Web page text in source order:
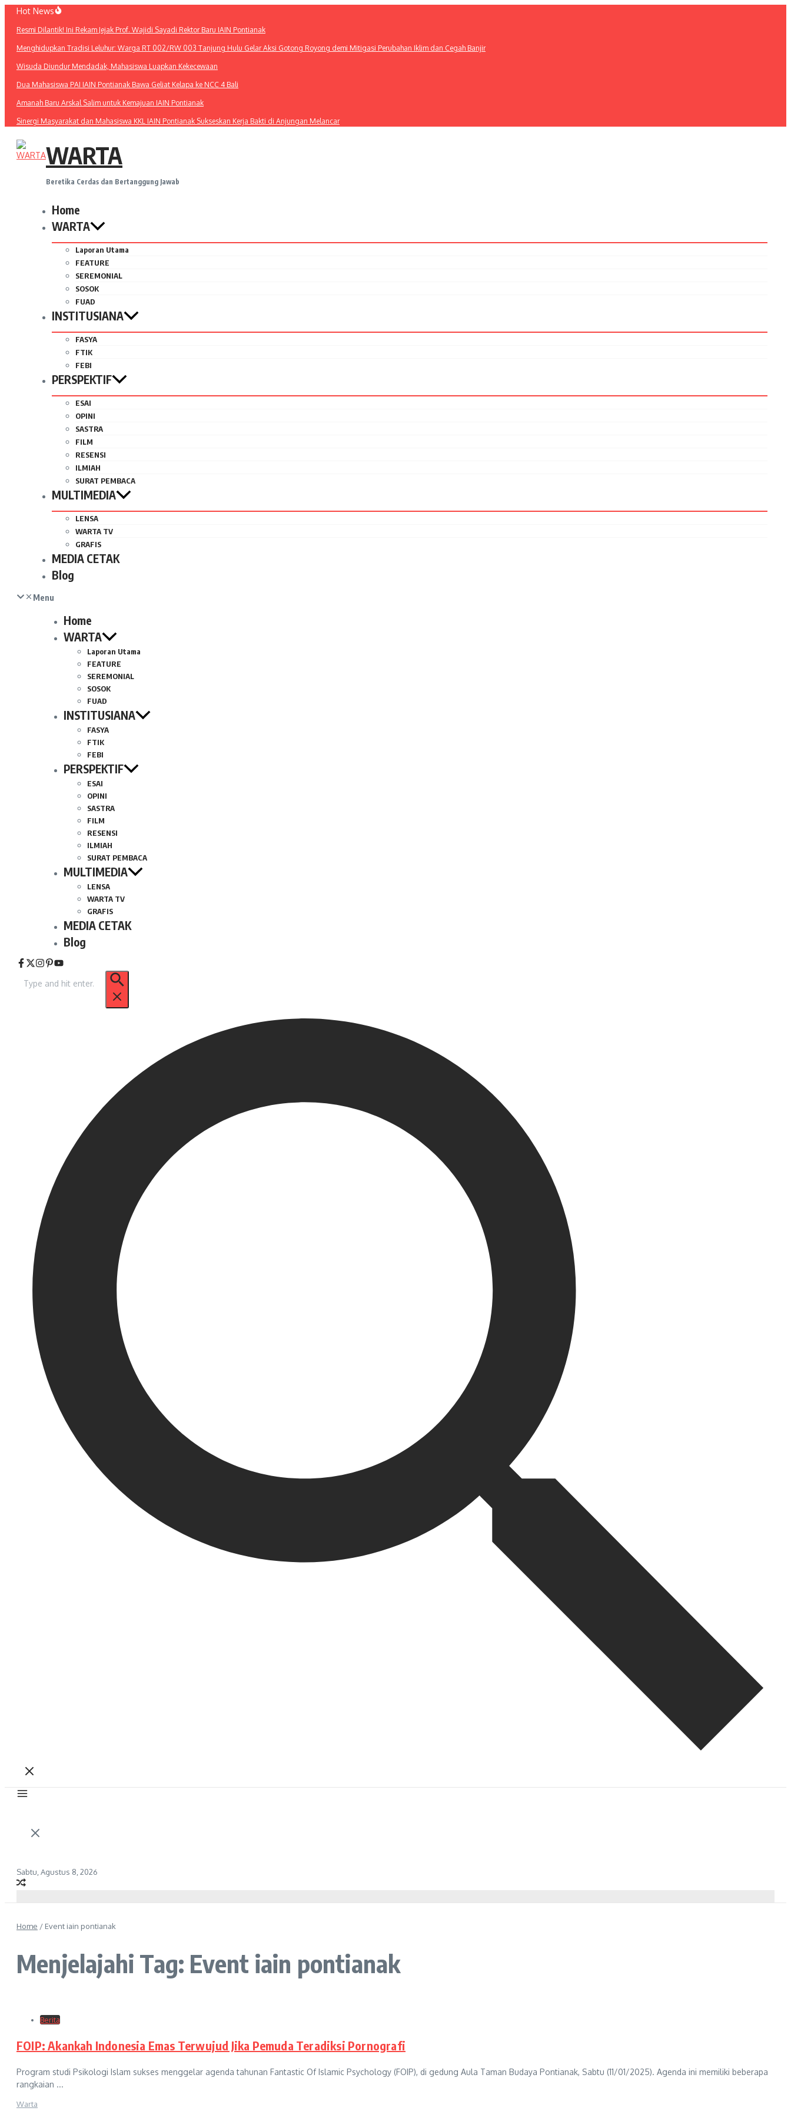
Lewati
konten
Hot News
Resmi Dilantik! Ini Rekam Jejak Prof. Wajidi Sayadi Rektor Baru IAIN Pontianak
Menghidupkan Tradisi Leluhur: Warga RT 002/RW 003 Tanjung Hulu Gelar Aksi Gotong Royong demi Mitigasi Perubahan Iklim dan Cegah Banjir
Wisuda Diundur Mendadak, Mahasiswa Luapkan Kekecewaan
Dua Mahasiswa PAI IAIN Pontianak Bawa Geliat Kelapa ke NCC 4 Bali
Amanah Baru Arskal Salim untuk Kemajuan IAIN Pontianak
Sinergi Masyarakat dan Mahasiswa KKL IAIN Pontianak Sukseskan Kerja Bakti di Anjungan Melancar
WARTA
Beretika Cerdas dan Bertanggung Jawab
Home
WARTA
Laporan Utama
FEATURE
SEREMONIAL
SOSOK
FUAD
INSTITUSIANA
FASYA
FTIK
FEBI
PERSPEKTIF
ESAI
OPINI
SASTRA
FILM
RESENSI
ILMIAH
SURAT PEMBACA
MULTIMEDIA
LENSA
WARTA TV
GRAFIS
MEDIA CETAK
Blog
Menu
Home
WARTA
Laporan Utama
FEATURE
SEREMONIAL
SOSOK
FUAD
INSTITUSIANA
FASYA
FTIK
FEBI
PERSPEKTIF
ESAI
OPINI
SASTRA
FILM
RESENSI
ILMIAH
SURAT PEMBACA
MULTIMEDIA
LENSA
WARTA TV
GRAFIS
MEDIA CETAK
Blog
untuk:
Sabtu, Agustus 8, 2026
Home / Event iain pontianak
Menjelajahi Tag: Event iain pontianak
Berita
FOIP: Akankah Indonesia Emas Terwujud Jika Pemuda Teradiksi Pornografi
Program studi Psikologi Islam sukses menggelar agenda tahunan Fantastic Of Islamic Psychology (FOIP), di gedung Aula Taman Budaya Pontianak, Sabtu (11/01/2025). Agenda ini memiliki beberapa
rangkaian ...
Warta